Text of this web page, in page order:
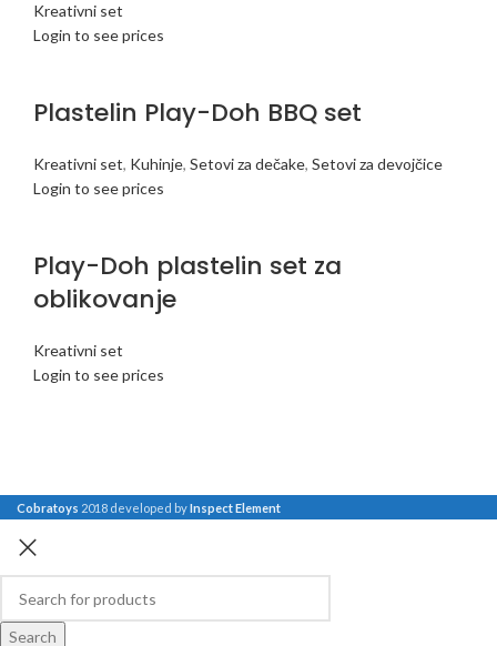
Kreativni set
Login to see prices
Plastelin Play-Doh BBQ set
Kreativni set, Kuhinje, Setovi za dečake, Setovi za devojčice
Login to see prices
Play-Doh plastelin set za
oblikovanje
Kreativni set
Login to see prices
Cobratoys 2018 developed byInspect Element
Search